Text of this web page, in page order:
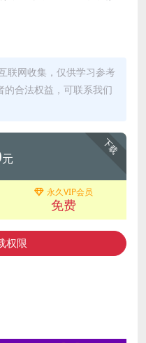
联网收集，仅供学习参考
合法权益，可联系我们
下载
元
永久VIP会员
免费
权限